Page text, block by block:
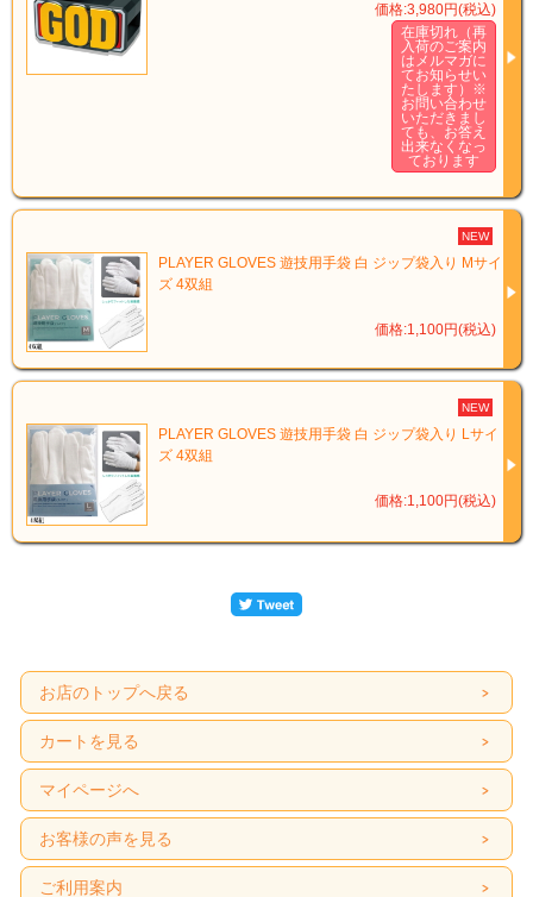
価格:3,980円(税込)
在庫切れ（再
入荷のご案内
はメルマガに
てお知らせい
たします）※
お問い合わせ
いただきまし
ても、お答え
出来なくなっ
ております
NEW
PLAYER GLOVES 遊技用手袋 白 ジップ袋入り Mサイ
ズ 4双組
価格:1,100円(税込)
NEW
PLAYER GLOVES 遊技用手袋 白 ジップ袋入り Lサイ
ズ 4双組
価格:1,100円(税込)
お店のトップへ戻る
カートを見る
マイページへ
お客様の声を見る
ご利用案内